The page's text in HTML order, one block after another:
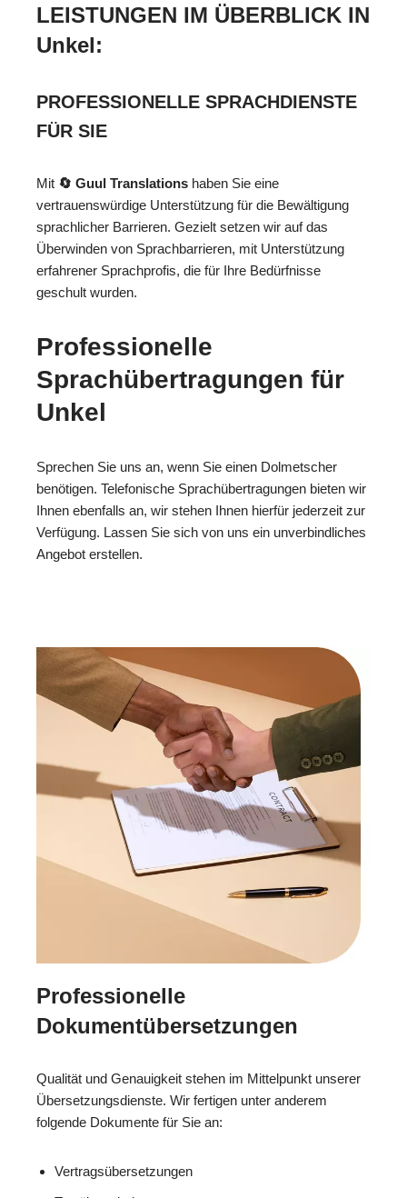
LEISTUNGEN IM ÜBERBLICK IN
Unkel:
PROFESSIONELLE SPRACHDIENSTE
FÜR SIE
Mit 🔄 Guul Translations haben Sie eine
vertrauenswürdige Unterstützung für die Bewältigung
sprachlicher Barrieren. Gezielt setzen wir auf das
Überwinden von Sprachbarrieren, mit Unterstützung
erfahrener Sprachprofis, die für Ihre Bedürfnisse
geschult wurden.
Professionelle
Sprachübertragungen für
Unkel
Sprechen Sie uns an, wenn Sie einen Dolmetscher
benötigen. Telefonische Sprachübertragungen bieten wir
Ihnen ebenfalls an, wir stehen Ihnen hierfür jederzeit zur
Verfügung. Lassen Sie sich von uns ein unverbindliches
Angebot erstellen.
Professionelle
Dokumentübersetzungen
Qualität und Genauigkeit stehen im Mittelpunkt unserer
Übersetzungsdienste. Wir fertigen unter anderem
folgende Dokumente für Sie an:
Vertragsübersetzungen